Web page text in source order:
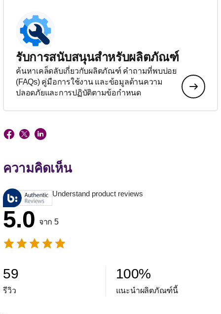
รับการสนับสนุนสำหรับผลิตภัณฑ์
ค้นหาเคล็ดลับเกี่ยวกับผลิตภัณฑ์ คำถามที่พบบ่อย
(FAQs) คู่มือการใช้งาน และข้อมูลด้านความ
ปลอดภัยและการปฏิบัติตามข้อกำหนด
ความคิดเห็น
Understand product reviews
5.0 จาก 5
59
รีวิว
100%
แนะนำผลิตภัณฑ์นี้